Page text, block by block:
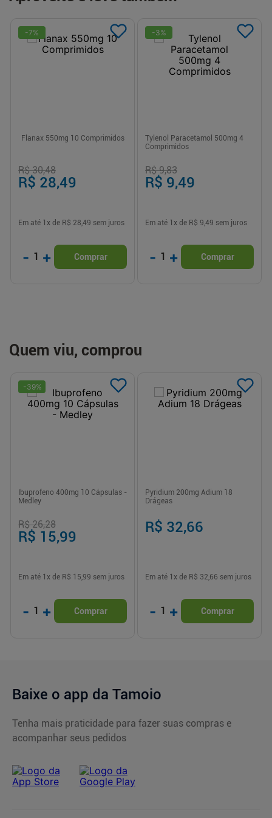
-7%
Flanax 550mg 10 Comprimidos
R$ 30,48
R$ 28,49
Em até 1 x de R$ 28,49 sem juros
- 1 + Comprar
-3%
Tylenol Paracetamol 500mg 4
Comprimidos
R$ 9,83
R$ 9,49
Em até 1 x de R$ 9,49 sem juros
- 1 + Comprar
Quem viu, comprou
-39%
Ibuprofeno 400mg 10 Cápsulas -
Medley
R$ 26,28
R$ 15,99
Em até 1 x de R$ 15,99 sem juros
- 1 + Comprar
Pyridium 200mg Adium 18
Drágeas
R$ 32,66
Em até 1 x de R$ 32,66 sem juros
- 1 + Comprar
Baixe o app da Tamoio
Tenha mais praticidade para fazer suas compras e
acompanhar seus pedidos